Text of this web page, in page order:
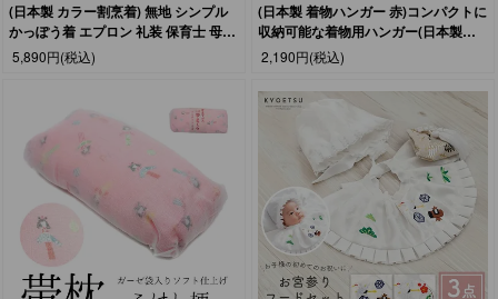
(日本製 カラー割烹着) 無地 シンプル
かっぽう着 エプロン 礼装 保育士 母の
日 ロング丈(rg)
5,890円(税込)
(日本製 着物ハンガー 赤)コンパクトに
収納可能な着物用ハンガー(日本製着
物ハンガー)着物ハンガー 折り畳み 伸
縮式 帯掛けつき 便利 和装 小物 衣紋掛
け(rg)
2,190円(税込)